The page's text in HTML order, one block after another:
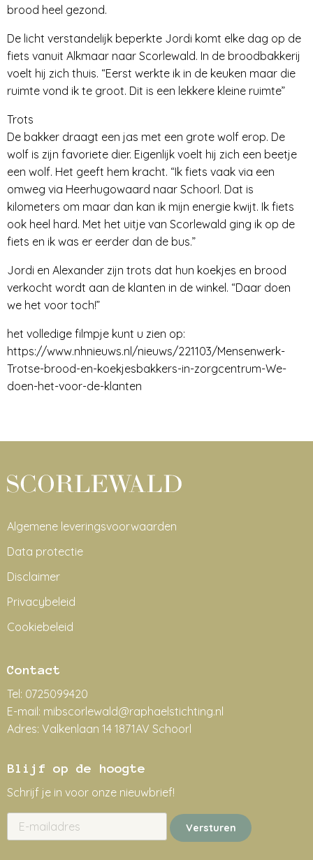
brood heel gezond.
De licht verstandelijk beperkte Jordi komt elke dag op de
fiets vanuit Alkmaar naar Scorlewald. In de broodbakkerij
voelt hij zich thuis. “Eerst werkte ik in de keuken maar die
ruimte vond ik te groot. Dit is een lekkere kleine ruimte”
Trots
De bakker draagt een jas met een grote wolf erop. De
wolf is zijn favoriete dier. Eigenlijk voelt hij zich een beetje
een wolf. Het geeft hem kracht. “Ik fiets vaak via een
omweg via Heerhugowaard naar Schoorl. Dat is
kilometers om maar dan kan ik mijn energie kwijt. Ik fiets
ook heel hard. Met het uitje van Scorlewald ging ik op de
fiets en ik was er eerder dan de bus.”
Jordi en Alexander zijn trots dat hun koekjes en brood
verkocht wordt aan de klanten in de winkel. “Daar doen
we het voor toch!”
het volledige filmpje kunt u zien op:
https://www.nhnieuws.nl/nieuws/221103/Mensenwerk-
Trotse-brood-en-koekjesbakkers-in-zorgcentrum-We-
doen-het-voor-de-klanten
Algemene leveringsvoorwaarden
Data protectie
Disclaimer
Privacybeleid
Cookiebeleid
Contact
Tel: 0725099420
E-mail: mibscorlewald@raphaelstichting.nl
Adres: Valkenlaan 14 1871AV Schoorl
Blijf op de hoogte
Schrijf je in voor onze nieuwbrief!
Versturen